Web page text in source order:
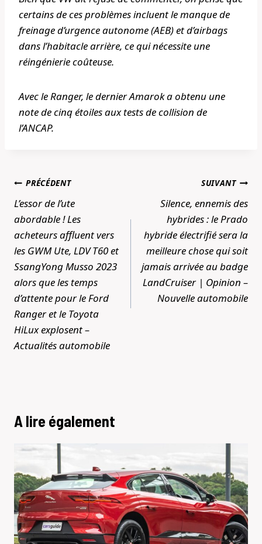
certains de ces problèmes incluent le manque de
freinage d’urgence autonome (AEB) et d’airbags
dans l’habitacle arrière, ce qui nécessite une
réingénierie coûteuse.
Avec le Ranger, le dernier Amarok a obtenu une
note de cinq étoiles aux tests de collision de
l’ANCAP.
Navigation
de
l’article
PRÉCÉDENT
L’essor de l’ute
abordable ! Les
acheteurs affluent vers
les GWM Ute, LDV T60 et
SsangYong Musso 2023
alors que les temps
d’attente pour le Ford
Ranger et le Toyota
HiLux explosent –
Actualités automobile
SUIVANT
Silence, ennemis des
hybrides : le Prado
hybride électrifié sera la
meilleure chose qui soit
jamais arrivée au badge
LandCruiser | Opinion –
Nouvelle automobile
A lire également